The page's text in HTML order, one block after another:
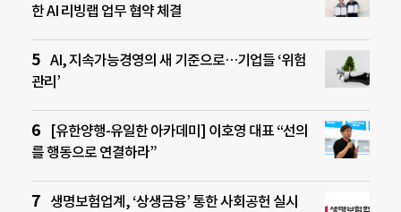
한 AI 리빙랩 업무 협약 체결
AI, 지속가능경영의 새 기준으로…기업들 ‘위험
관리’
[유한양행-유일한 아카데미] 이호영 대표 “선의
를 행동으로 연결하라”
생명보험업계, ‘상생금융’ 통한 사회공헌 실시